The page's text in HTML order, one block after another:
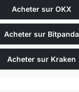
Acheter sur OKX
Acheter sur Bitpanda
Acheter sur Kraken